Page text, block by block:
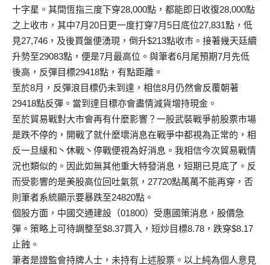
十字星。其間恆指三度下穿28,000點， 都能即日收復28,000點
之上收市， 其中7月20日更一度打穿7月5日底位27,831點， 低
見27,746，及後買盤便湧現，倒升$213點收市。 接著幾天廷續
升勢至29083點，便是7月最高位。 與筆者6月尾預期7月先低
後高，反彈目標29418點， 有點距離。
至於8月，反彈浪目標仍未到達， 相信8月仍然會反覆朝著
29418點反彈。 當到達目標亦會盡情減貨增持現金。
至於貿易戰對大市會再有什麼影響？一股武裝戰爭前股票市場
是跌不停的，開戰了就什麼壞消息在戰爭中都視為正常的，相
反一旦緩和丶 休戰丶停戰便視為好消息。我相信今次貿易戰情
況也類似的。 因此如無其他重大特發消息，短期已見底了。 反
而受影響的是美股高位回吐氣氛，27720點萬萬不能再穿， 否
則筆者系統顯示要暴跌至24820點。
個股方面，中國交通建設（01800）受惠國策消息，股價急
彈。 策略上可待調整至$8.37買入，短炒目標8.78，跌穿$8.17
止蝕。
筆者是證監會持牌人士，未持有上述股票。以上純為個人意見